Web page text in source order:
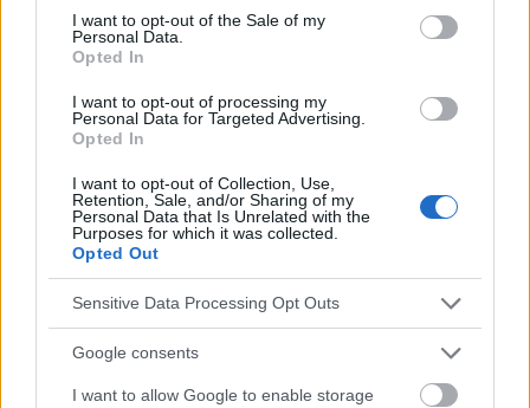
consent section.
I want to opt-out of the Sale of my
Personal Data.
Opted In
I want to opt-out of processing my
Personal Data for Targeted Advertising.
Opted In
I want to opt-out of Collection, Use,
Retention, Sale, and/or Sharing of my
Personal Data that Is Unrelated with the
Purposes for which it was collected.
Opted Out
Sensitive Data Processing Opt Outs
Google consents
I want to allow Google to enable storage
Leucemia linfoblástica aguda: síntomas y
Publicidad: